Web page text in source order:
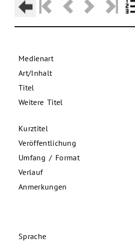
Medienart
Art/Inhalt
Titel
Weitere Titel
Kurztitel
Veröffentlichung
Umfang / Format
Verlauf
Anmerkungen
Sprache